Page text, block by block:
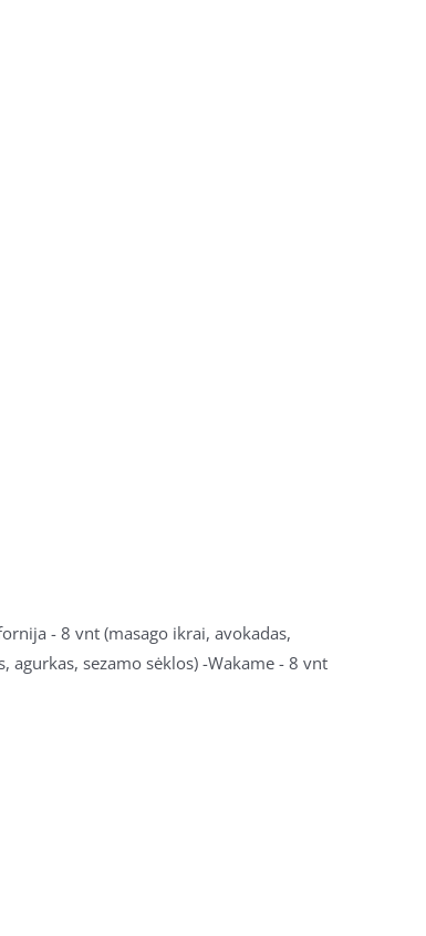
- 8 vnt (masago ikrai, avokadas,
agurkas, sezamo sėklos) -Wakame - 8 vnt